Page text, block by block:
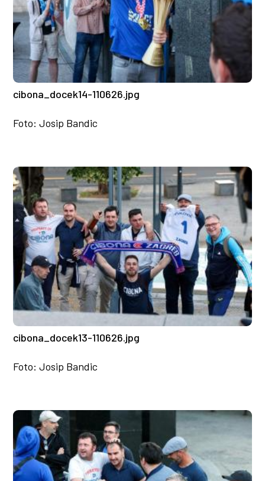
cibona_docek14-110626.jpg
Foto: Josip Bandic
cibona_docek13-110626.jpg
Foto: Josip Bandic